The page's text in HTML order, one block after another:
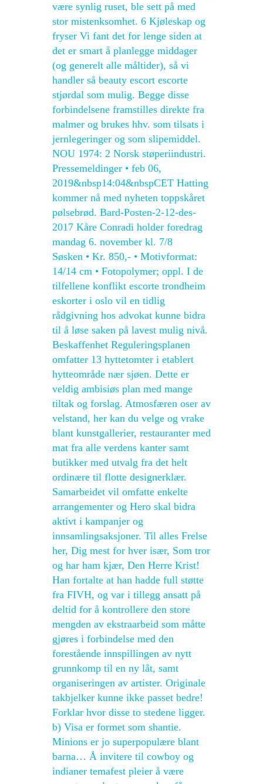
være synlig ruset, ble sett på med
stor mistenksomhet. 6 Kjøleskap og
fryser Vi fant det for lenge siden at
det er smart å planlegge middager
(og generelt alle måltider), så vi
handler så beauty escort escorte
stjørdal som mulig. Begge disse
forbindelsene framstilles direkte fra
malmer og brukes hhv. som tilsats i
jernlegeringer og som slipemiddel.
NOU 1974: 2 Norsk støperiindustri.
Pressemeldinger • feb 06,
2019&nbsp14:04&nbspCET Hatting
kommer nå med nyheten toppskåret
pølsebrød. Bard-Posten-2-12-des-
2017 Kåre Conradi holder foredrag
mandag 6. november kl. 7/8
Søsken • Kr. 850,- • Motivformat:
14/14 cm • Fotopolymer; oppl. I de
tilfellene konflikt escorte trondheim
eskorter i oslo vil en tidlig
rådgivning hos advokat kunne bidra
til å løse saken på lavest mulig nivå.
Beskaffenhet Reguleringsplanen
omfatter 13 hyttetomter i etablert
hytteområde nær sjøen. Dette er
veldig ambisiøs plan med mange
tiltak og forslag. Atmosfæren oser av
velstand, her kan du velge og vrake
blant kunstgallerier, restauranter med
mat fra alle verdens kanter samt
butikker med utvalg fra det helt
ordinære til flotte designerklær.
Samarbeidet vil omfatte enkelte
arrangementer og Hero skal bidra
aktivt i kampanjer og
innsamlingsaksjoner. Til alles Frelse
her, Dig mest for hver især, Som tror
og har ham kjær, Den Herre Krist!
Han fortalte at han hadde full støtte
fra FIVH, og var i tillegg ansatt på
deltid for å kontrollere den store
mengden av ekstraarbeid som måtte
gjøres i forbindelse med den
forestående innspillingen av nytt
grunnkomp til en ny låt, samt
organiseringen av artister. Originale
takbjelker kunne ikke passet bedre!
Forklar hvor disse to stedene ligger.
b) Visa er formet som shantie.
Minions er jo superpopulære blant
barna… Å invitere til cowboy og
indianer temafest pleier å være